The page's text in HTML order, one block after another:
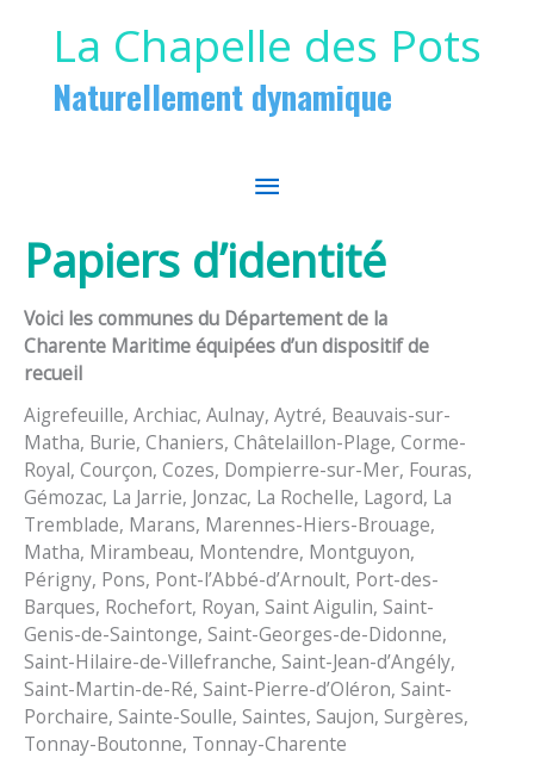
La Chapelle des Pots
Naturellement dynamique
MENU
PRINCIPAL
Papiers d’identité
Voici les communes du Département de la
Charente Maritime équipées d’un dispositif de
recueil
Aigrefeuille, Archiac, Aulnay, Aytré, Beauvais-sur-
Matha, Burie, Chaniers, Châtelaillon-Plage, Corme-
Royal, Courçon, Cozes, Dompierre-sur-Mer, Fouras,
Gémozac, La Jarrie, Jonzac, La Rochelle, Lagord, La
Tremblade, Marans, Marennes-Hiers-Brouage,
Matha, Mirambeau, Montendre, Montguyon,
Périgny, Pons, Pont-l’Abbé-d’Arnoult, Port-des-
Barques, Rochefort, Royan, Saint Aigulin, Saint-
Genis-de-Saintonge, Saint-Georges-de-Didonne,
Saint-Hilaire-de-Villefranche, Saint-Jean-d’Angély,
Saint-Martin-de-Ré, Saint-Pierre-d’Oléron, Saint-
Porchaire, Sainte-Soulle, Saintes, Saujon, Surgères,
Tonnay-Boutonne, Tonnay-Charente